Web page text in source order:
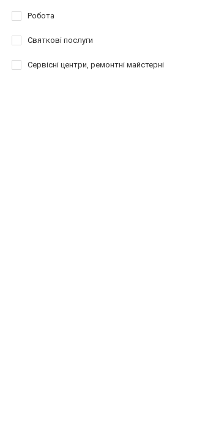
Робота
Святкові послуги
Сервісні центри, ремонтні майстерні